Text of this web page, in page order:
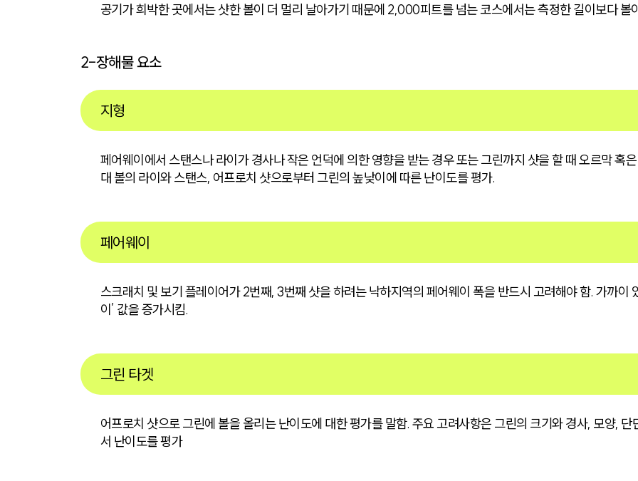
공기가 희박한 곳에서는 샷한 볼이 더 멀리 날아가기 때문에 2,000피트를 넘는 코스에서는 측정한 길이보다 볼
2-장해물 요소
지형
페어웨이에서 스탠스나 라이가 경사나 작은 언덕에 의한 영향을 받는 경우 또는 그린까지 샷을 할 때 오르막 혹
대 볼의 라이와 스탠스, 어프로치 샷으로부터 그린의 높낮이에 따른 난이도를 평가.
페어웨이
스크래치 및 보기 플레이어가 2번째, 3번째 샷을 하려는 낙하지역의 페어웨이 폭을 반드시 고려해야 함. 가까이
이’ 값을 증가시킴.
그린 타겟
어프로치 샷으로 그린에 볼을 올리는 난이도에 대한 평가를 말함. 주요 고려사항은 그린의 크기와 경사, 모양,
서 난이도를 평가